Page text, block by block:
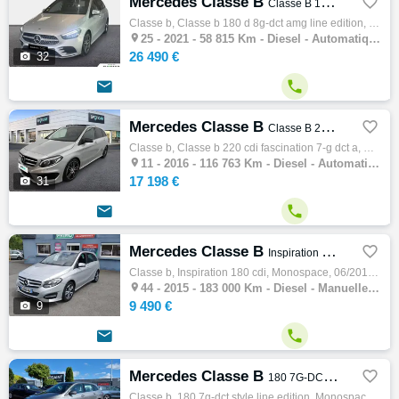
 32
Classe B 180 d 8G-DCT AMG Line Edition
Classe b, Classe b 180 d 8g-dct amg line edition, Monospace, 06/2021, 116ch, 6cv, 58815 km, 5 portes, 5 places, Clim. auto, Diesel, Boite d…
 25 - 2021 - 58 815 Km - Diesel - Automatique - Monospace
26 490 €
 
 31
Mercedes Classe B Classe B 220 CDI Fascination 7-G DCT A 
Classe b, Classe b 220 cdi fascination 7-g dct a, Monospace, 06/2016, 177ch, 9cv, 116763 km, 5 portes, 5 places, Clim. auto, Diesel, Boite …
 11 - 2016 - 116 763 Km - Diesel - Automatique - Monospace
17 198 €
 
 9
Mercedes Classe B Inspiration 180 CDI 
Classe b, Inspiration 180 cdi, Monospace, 06/2015, 109ch, 5cv, 183000 km, 5 portes, 5 places, Clim. manuelle, Diesel, Boite de vitesse manu…
 44 - 2015 - 183 000 Km - Diesel - Manuelle - Monospace
9 490 €
 
Mercedes Classe B 180 7G-DCT STYLE LINE EDITION 